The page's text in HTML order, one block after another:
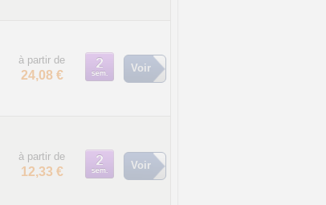
à partir de
24,08 €
Voir
à partir de
12,33 € Voir